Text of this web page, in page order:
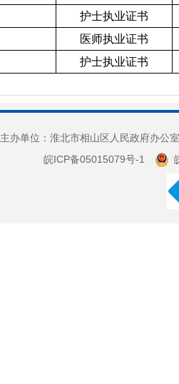
护士执业证书
医师执业证书
护士执业证书
主办单位：淮北市相山区人民政府办
皖ICP备05015079号-1